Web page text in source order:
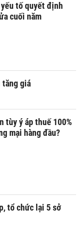
tố quyết định
cuối năm
tăng giá
tùy ý áp thuế 100%
mại hàng đầu?
tổ chức lại 5 sở